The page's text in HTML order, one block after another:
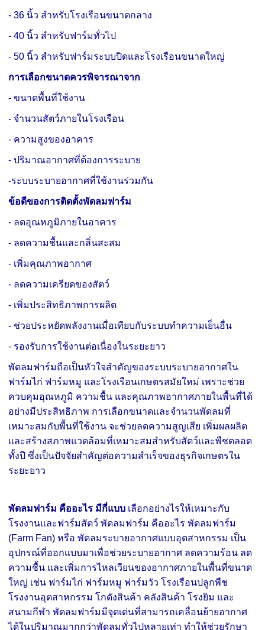
- 36 นิ้ว สำหรับโรงเรือนขนาดกลาง
- 40 นิ้ว สำหรับฟาร์มทั่วไป
- 50 นิ้ว สำหรับฟาร์มระบบปิดและโรงเรือนขนาดใหญ่
การเลือกขนาดควรพิจารณาจาก
- ขนาดพื้นที่ใช้งาน
- จำนวนสัตว์ภายในโรงเรือน
- ความสูงของอาคาร
- ปริมาณอากาศที่ต้องการระบาย
-ระบบระบายอากาศที่ใช้งานร่วมกัน
ข้อดีของการติดตั้งพัดลมฟาร์ม
- ลดอุณหภูมิภายในอาคาร
- ลดความชื้นและกลิ่นสะสม
- เพิ่มคุณภาพอากาศ
- ลดความเครียดของสัตว์
- เพิ่มประสิทธิภาพการผลิต
- ช่วยประหยัดพลังงานเมื่อเทียบกับระบบทำความเย็นอื่น
- รองรับการใช้งานต่อเนื่องในระยะยาว
พัดลมฟาร์มถือเป็นหัวใจสำคัญของระบบระบายอากาศใน
ฟาร์มไก่ ฟาร์มหมู และโรงเรือนเกษตรสมัยใหม่ เพราะช่วย
ควบคุมอุณหภูมิ ความชื้น และคุณภาพอากาศภายในพื้นที่ได้
อย่างมีประสิทธิภาพ การเลือกขนาดและจำนวนพัดลมที่
เหมาะสมกับพื้นที่ใช้งาน จะช่วยลดความสูญเสีย เพิ่มผลผลิต
และสร้างสภาพแวดล้อมที่เหมาะสมสำหรับสัตว์และพืชตลอด
ทั้งปี ซึ่งเป็นปัจจัยสำคัญต่อความสำเร็จของธุรกิจเกษตรใน
ระยะยาว
พัดลมฟาร์ม คืออะไร มีกี่แบบ เลือกอย่างไรให้เหมาะกับ
โรงงานและฟาร์มสัตว์ พัดลมฟาร์ม คืออะไร พัดลมฟาร์ม
(Farm Fan) หรือ พัดลมระบายอากาศแบบอุตสาหกรรม เป็น
อุปกรณ์ที่ออกแบบมาเพื่อช่วยระบายอากาศ ลดความร้อน ลด
ความชื้น และเพิ่มการไหลเวียนของอากาศภายในพื้นที่ขนาด
ใหญ่ เช่น ฟาร์มไก่ ฟาร์มหมู ฟาร์มวัว โรงเรือนปลูกพืช
โรงงานอุตสาหกรรม โกดังสินค้า คลังสินค้า โรงยิม และ
สนามกีฬา พัดลมฟาร์มมีจุดเด่นที่สามารถเคลื่อนย้ายอากาศ
ได้ในปริมาณมากกว่าพัดลมทั่วไปหลายเท่า ทำให้ช่วยรักษา